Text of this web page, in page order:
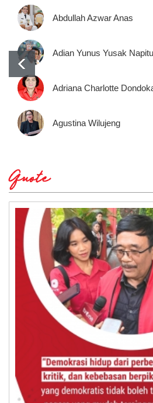
Abdullah Azwar Anas
Adian Yunus Yusak
Adriana Charlotte
Agustina Wilujeng
Quote